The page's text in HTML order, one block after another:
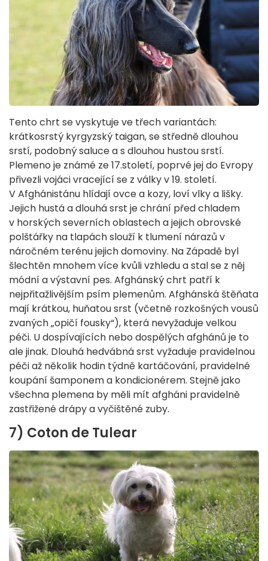
Tento chrt se vyskytuje ve třech variantách:
krátkosrstý kyrgyzský taigan, se středně dlouhou
srstí, podobný saluce a s dlouhou hustou srstí.
Plemeno je známé ze 17.století, poprvé jej do Evropy
přivezli vojáci vracející se z války v 19. století.
V Afghánistánu hlídají ovce a kozy, loví vlky a lišky.
Jejich hustá a dlouhá srst je chrání před chladem
v horských severních oblastech a jejich obrovské
polštářky na tlapách slouží k tlumení nárazů v
náročném terénu jejich domoviny. Na Západě byl
šlechtěn mnohem více kvůli vzhledu a stal se z něj
módní a výstavní pes. Afghánský chrt patří k
nejpřitažlivějším psím plemenům. Afghánská štěňata
mají krátkou, huňatou srst (včetně rozkošných vousů
zvaných „opičí fousky“), která nevyžaduje velkou
péči. U dospívajících nebo dospělých afghánů je to
ale jinak. Dlouhá hedvábná srst vyžaduje pravidelnou
péči až několik hodin týdně kartáčování, pravidelné
koupání šamponem a kondicionérem. Stejně jako
všechna plemena by měli mít afgháni pravidelně
zastřižené drápy a vyčištěné zuby.
7) Coton de Tulear